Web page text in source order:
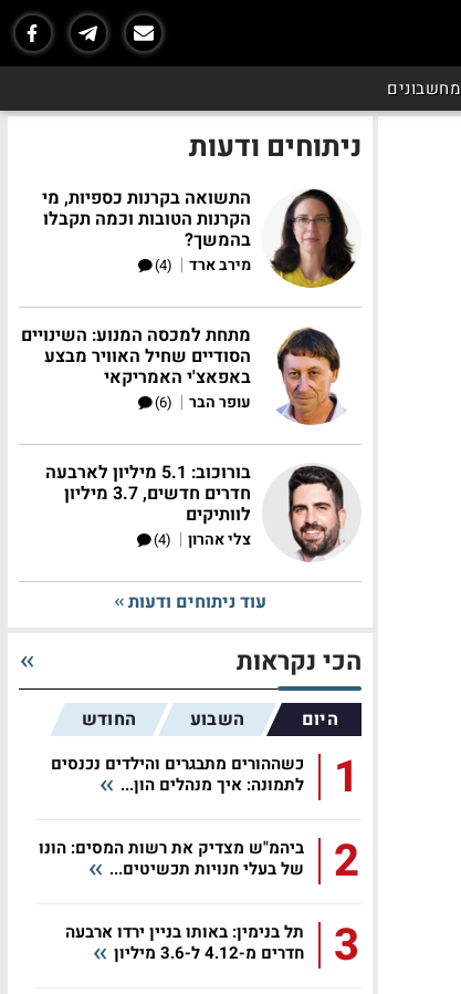
מחשבונים
ניתוחים ודעות
התשואה בקרנות כספיות, מי
הקרנות הטובות וכמה תקבלו
בהמשך?
מירב ארד |
(4)
מתחת למכסה המנוע: השינויים
הסודיים שחיל האוויר מבצע
באפאצ'י האמריקאי
עופר הבר |
(6)
בורוכוב: 5.1 מיליון לארבעה
חדרים חדשים, 3.7 מיליון
לוותיקים
צלי אהרון |
(4)
עוד ניתוחים ודעות
הכי נקראות
היום השבוע החודש
1
כשההורים מתבגרים והילדים נכנסים
לתמונה: איך מנהלים הון...
2
ביהמ"ש מצדיק את רשות המסים: הונו
של בעלי חנויות תכשיטים...
3
תל בנימין: באותו בניין ירדו ארבעה
חדרים מ-4.12 ל-3.6 מיליון